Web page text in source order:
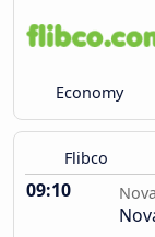
Economy
Flibco
09:10